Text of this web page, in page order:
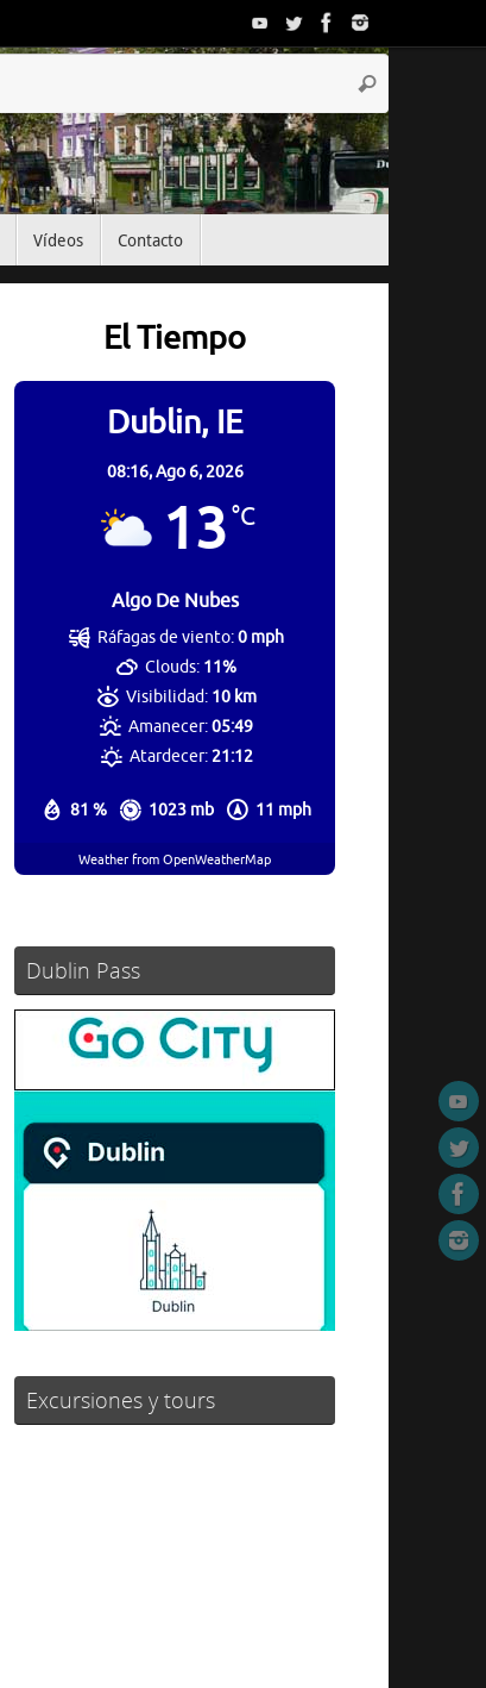
Buscar
Vídeos Contacto
El Tiempo
Dublin, IE
08:16,Ago 6, 2026
13°C
Algo De Nubes
81 % 1023 mb 11 mph
Ráfagas de viento:0 mph
Clouds: 11%
Visibilidad: 10 km
Amanecer:05:49
Atardecer:21:12
Weather from OpenWeatherMap
Dublin Pass
Excursiones y tours